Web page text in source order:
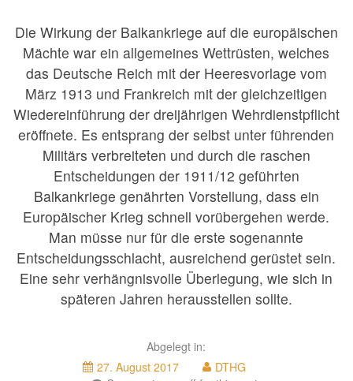
Die Wirkung der Balkankriege auf die europäischen
Mächte war ein allgemeines Wettrüsten, welches
das Deutsche Reich mit der Heeresvorlage vom
März 1913 und Frankreich mit der gleichzeitigen
Wiedereinführung der dreijährigen Wehrdienstpflicht
eröffnete. Es entsprang der selbst unter führenden
Militärs verbreiteten und durch die raschen
Entscheidungen der 1911/12 geführten
Balkankriege genährten Vorstellung, dass ein
Europäischer Krieg schnell vorübergehen werde.
Man müsse nur für die erste sogenannte
Entscheidungsschlacht, ausreichend gerüstet sein.
Eine sehr verhängnisvolle Überlegung, wie sich in
späteren Jahren herausstellen sollte.
Abgelegt in:
27. August 201716.
DTHG